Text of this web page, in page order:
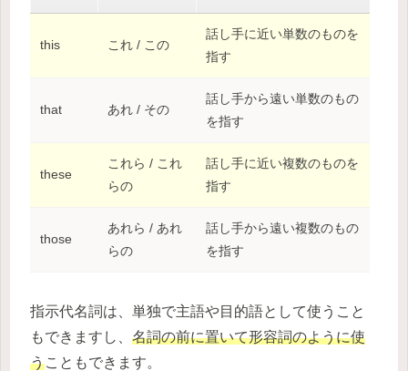
this これ / この
話し手に近い単数のものを
指す
that あれ / その
話し手から遠い単数のもの
を指す
these
これら / これ
らの
話し手に近い複数のものを
指す
those
あれら / あれ
らの
話し手から遠い複数のもの
を指す
指示代名詞は、単独で主語や目的語として使うこと
もできますし、 名詞の前に置いて形容詞のように使
うこともできます。